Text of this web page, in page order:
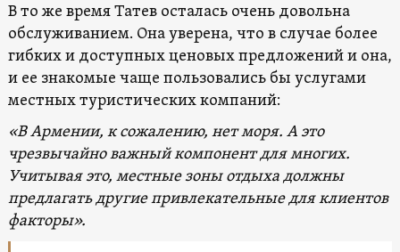
В то же время Татев осталась очень довольна
обслуживанием. Она уверена, что в случае более
гибких и доступных ценовых предложений и она,
и ее знакомые чаще пользовались бы услугами
местных туристических компаний:
«В Армении, к сожалению, нет моря. А это
чрезвычайно важный компонент для многих.
Учитывая это, местные зоны отдыха должны
предлагать другие привлекательные для клиентов
факторы».